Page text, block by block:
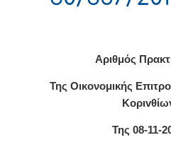
Αριθμός
Της Οικονομικής
Της 08-11-